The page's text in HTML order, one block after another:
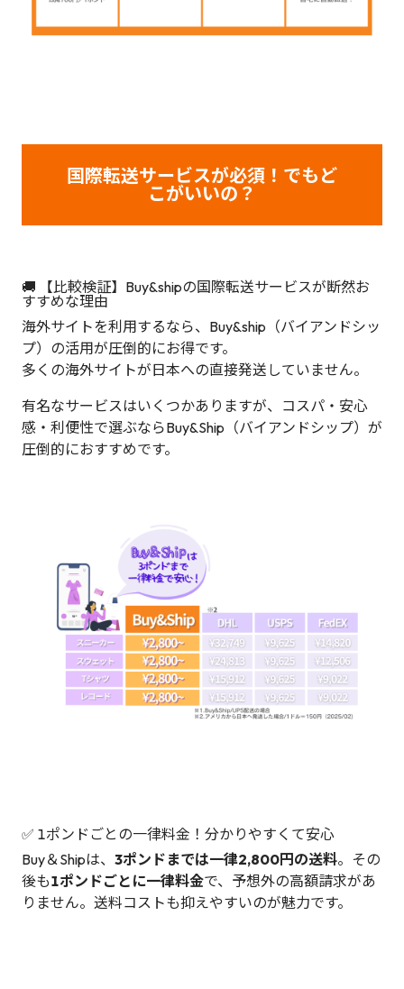
国際転送サービスが必須！でもど
こがいいの？
🚚 【比較検証】Buy&shipの国際転送サービスが断然お
すすめな理由
海外サイトを利用するなら、Buy&ship（バイアンドシッ
プ）の活用が圧倒的にお得です。
多くの海外サイトが日本への直接発送していません。
有名なサービスはいくつかありますが、コスパ・安心
感・利便性で選ぶならBuy&Ship（バイアンドシップ）が
圧倒的におすすめです。
✅ 1ポンドごとの一律料金！分かりやすくて安心
Buy＆Shipは、 3ポンドまでは一律2,800円の送料。その
後も1ポンドごとに一律料金で、予想外の高額請求があ
りません。送料コストも抑えやすいのが魅力です。